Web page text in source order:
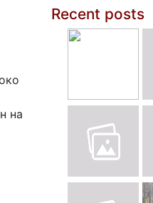
на
Recent posts